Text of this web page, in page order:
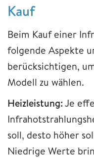
Kauf
Beim Kauf einer
folgende Aspekte
berücksichtigen,
Modell zu wählen.
Heizleistung:Je
soll, desto höher
Niedrige Werte